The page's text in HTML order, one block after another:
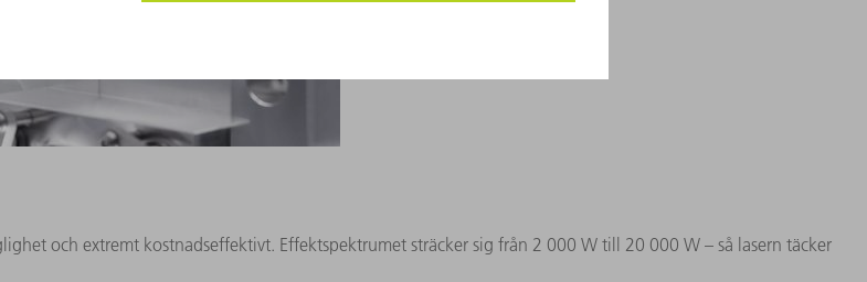
och extremt kostnadseffektivt. Effektspektrumet sträcker sig från 2 000 W till 20 000 W – så lasern täcker